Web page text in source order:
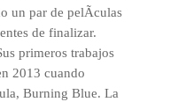
un par de pelÃ­culas
de finalizar.
primeros trabajos
2013 cuando
Burning Blue. La